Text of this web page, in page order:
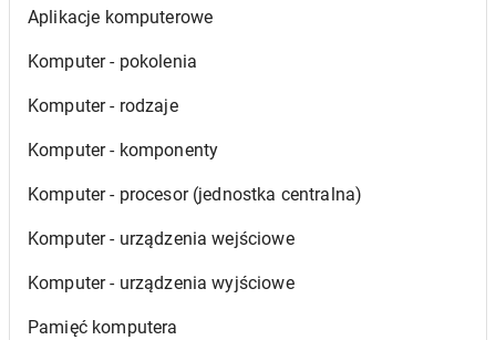
Aplikacje komputerowe
Komputer - pokolenia
Komputer - rodzaje
Komputer - komponenty
Komputer - procesor (jednostka centralna)
Komputer - urządzenia wejściowe
Komputer - urządzenia wyjściowe
Pamięć komputera